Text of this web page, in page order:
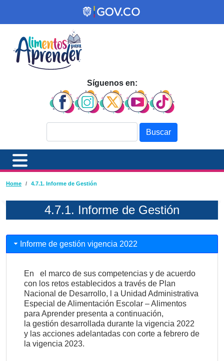
Pasar al contenido principal
Síguenos en:
Ruta de navegación
Home 4.7.1. Informe de Gestión
4.7.1. Informe de Gestión
Informe de gestión vigencia 2022
En
el marco de sus competencias y de acuerdo
con los retos establecidos a través de Plan
Nacional de Desarrollo, l a Unidad Administrativa
Especial de Alimentación Escolar – Alimentos
para Aprender presenta a continuación,
la gestión desarrollada durante la vigencia 2022
y las acciones adelantadas con corte a febrero de
la vigencia 2023.